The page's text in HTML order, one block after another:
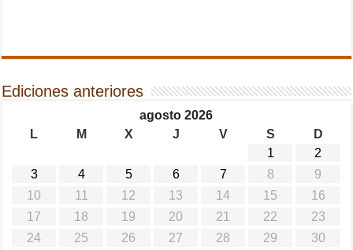
Ediciones anteriores
agosto 2026
L
M X J V S
D
1
2
3
4 5 6 7 8
9
10
11 12 13 14 15
16
17
18 19 20 21 22
23
24
25 26 27 28 29
30